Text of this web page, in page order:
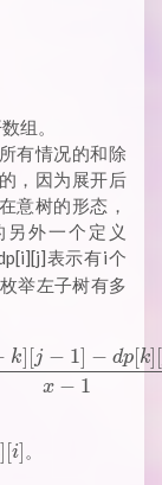
组。
有情况的和除
，因为展开后
意树的形态，
外一个定义
表示有i个
举左子树有多
x − 1
k][j − 1] − dp[k][
] [i] 。